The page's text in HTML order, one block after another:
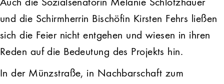
Auch die Sozialsenatorin Melanie Schlotzhauer
und die Schirmherrin Bischöfin Kirsten Fehrs ließen
sich die Feier nicht entgehen und wiesen in ihren
Reden auf die Bedeutung des Projekts hin.
In der Münzstraße, in Nachbarschaft zum